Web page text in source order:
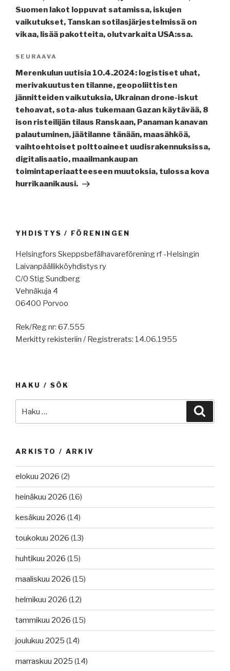
Suomen lakot loppuvat satamissa, iskujen
vaikutukset, Tanskan sotilasjärjestelmissä on
vikaa, lisää pakotteita, olutvarkaita USA:ssa.
Seuraava
artikkeli
SEURAAVA
Merenkulun uutisia 10.4.2024: logistiset uhat,
merivakuutusten tilanne, geopoliittisten
jännitteiden vaikutuksia, Ukrainan drone-iskut
tehoavat, sota-alus tukemaan Gazan käytävää, 8
ison risteilijän tilaus Ranskaan, Panaman kanavan
palautuminen, jäätilanne tänään, maasähköä,
vaihtoehtoiset polttoaineet uudisrakennuksissa,
digitalisaatio, maailmankaupan
toimintaperiaatteeseen muutoksia, tulossa kova
hurrikaanikausi.
YHDISTYS / FÖRENINGEN
Helsingfors Skeppsbefälhavareförening rf -Helsingin
Laivanpäällikköyhdistys ry
C/0 Stig Sundberg
Vehnäkuja 4
06400 Porvoo
Rek/Reg nr: 67.555
Merkitty rekisteriin / Registrerats: 14.06.1955
HAKU / SÖK
ARKISTO / ARKIV
elokuu 2026 (2)
heinäkuu 2026 (16)
kesäkuu 2026 (14)
toukokuu 2026 (13)
huhtikuu 2026 (15)
maaliskuu 2026 (15)
helmikuu 2026 (12)
tammikuu 2026 (15)
joulukuu 2025 (14)
marraskuu 2025 (14)